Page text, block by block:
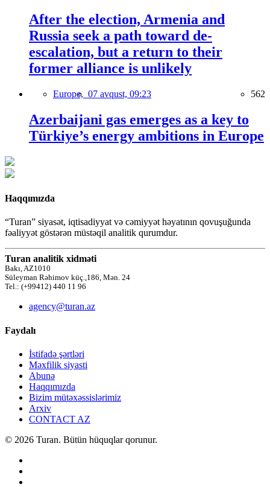
After the election, Armenia and
Russia seek a path toward de-
escalation, but a return to their
former alliance is unlikely
Europe, 07 avqust, 09:23 562
Azerbaijani gas emerges as a key to
Türkiye’s energy ambitions in Europe
Haqqımızda
“Turan” siyasət, iqtisadiyyat və cəmiyyət həyatının qovuşuğunda
fəaliyyət göstərən müstəqil analitik qurumdur.
Turan analitik xidməti
Bakı, AZ1010
Süleyman Rəhimov küç.,186, Mən. 24
Tel.: (+99412) 440 11 96
agency@turan.az
Faydalı
İstifadə şərtləri
Məxfilik siyasti
Abunə
Haqqımızda
Bizim mütəxəssislərimiz
Arxiv
CONTACT AZ
© 2026 Turan. Bütün hüquqlar qorunur.